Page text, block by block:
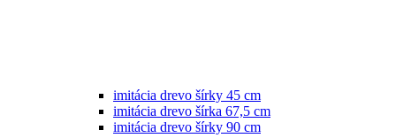
imitácia drevo šírky 45 cm
imitácia drevo šírka 67,5 cm
imitácia drevo šírky 90 cm